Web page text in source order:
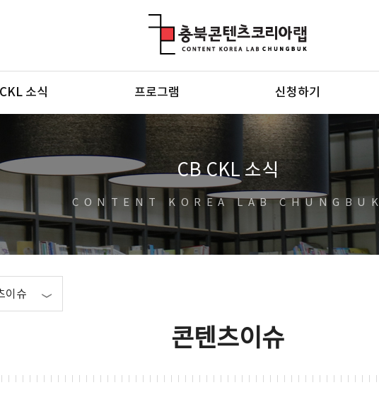
소식 프로그램 신청하기
CB CKL 소식
CONTENT KOREA LAB CHUNGBUK
이슈
콘텐츠이슈